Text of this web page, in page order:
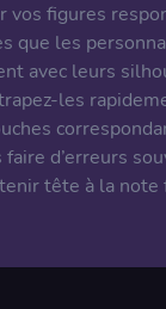
vos figures
que les
avec leurs
les
faire d’erreurs
tête à la note